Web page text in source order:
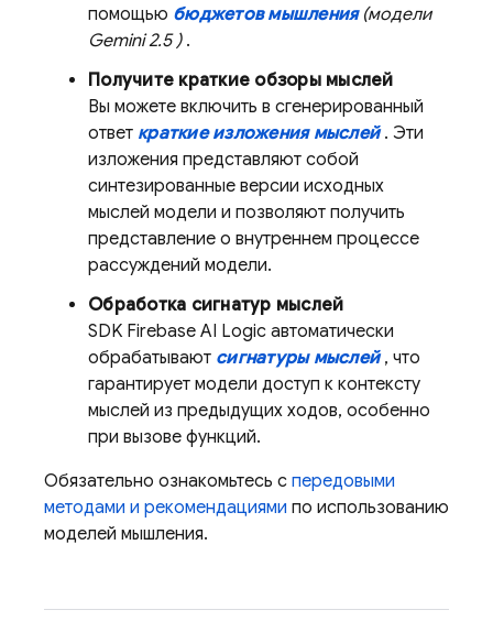
помощью бюджетов мышления (модели
Gemini 2.5).
Получите краткие обзоры мыслей
Вы можете включить в сгенерированный
ответ краткие изложения мыслей. Эти
изложения представляют собой
синтезированные версии исходных
мыслей модели и позволяют получить
представление о внутреннем процессе
рассуждений модели.
Обработка сигнатур мыслей
SDK Firebase AI Logic автоматически
обрабатывают сигнатуры мыслей, что
гарантирует модели доступ к контексту
мыслей из предыдущих ходов, особенно
при вызове функций.
Обязательно ознакомьтесь с передовыми
методами и рекомендациями по использованию
моделей мышления.